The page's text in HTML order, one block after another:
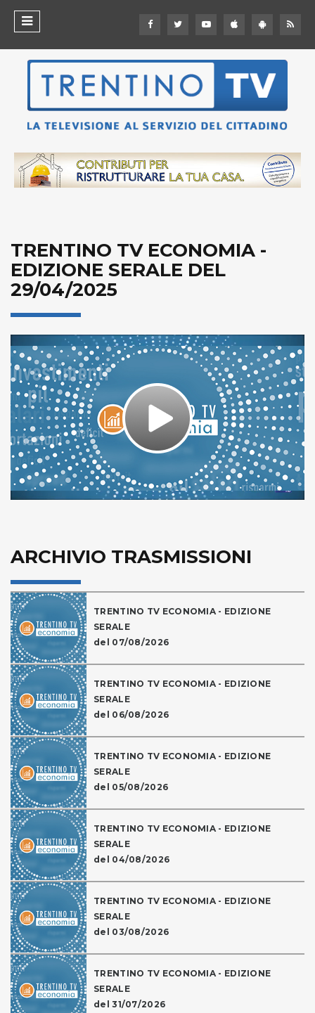
TRENTINO TV ECONOMIA -
EDIZIONE SERALE DEL
29/04/2025
Play
Video
ARCHIVIO TRASMISSIONI
TRENTINO TV ECONOMIA - EDIZIONE
SERALE
del 07/08/2026
TRENTINO TV ECONOMIA - EDIZIONE
SERALE
del 06/08/2026
TRENTINO TV ECONOMIA - EDIZIONE
SERALE
del 05/08/2026
TRENTINO TV ECONOMIA - EDIZIONE
SERALE
del 04/08/2026
TRENTINO TV ECONOMIA - EDIZIONE
SERALE
del 03/08/2026
TRENTINO TV ECONOMIA - EDIZIONE
SERALE
del 31/07/2026